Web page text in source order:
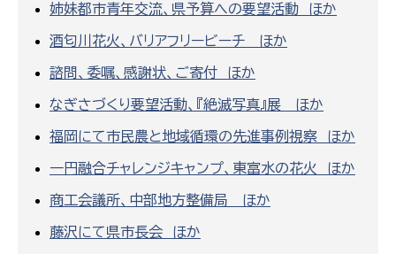
姉妹都市青年交流、県予算への要望活動 ほか
酒匂川花火、バリアフリービーチ ほか
諮問、委嘱、感謝状、ご寄付 ほか
なぎさづくり要望活動、『絶滅写真』展 ほか
福岡にて市民農と地域循環の先進事例視察 ほか
一円融合チャレンジキャンプ、東富水の花火 ほか
商工会議所、中部地方整備局 ほか
藤沢にて県市長会 ほか